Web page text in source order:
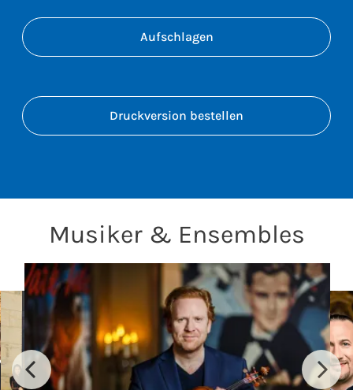
Aufschlagen
Druckversion bestellen
Musiker & Ensembles